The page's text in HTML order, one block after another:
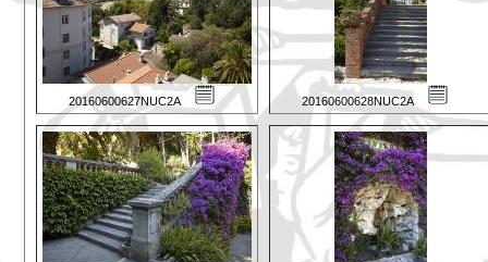
20160600627NUC2A 20160600628NUC2A